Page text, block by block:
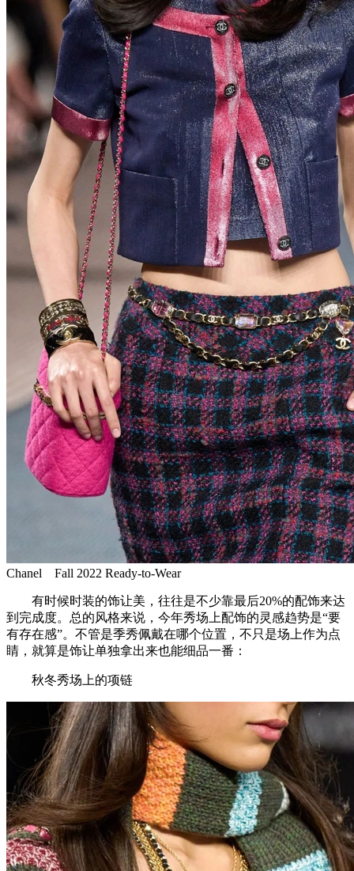
Chanel Fall 2022 Ready-to-Wear
有时候时装的饰让美，往往是不少靠最后20%的配饰来达
到完成度。总的风格来说，今年秀场上配饰的灵感趋势是“要
有存在感”。不管是季秀佩戴在哪个位置，不只是场上作为点
睛，就算是饰让单独拿出来也能细品一番：
秋冬秀场上的项链